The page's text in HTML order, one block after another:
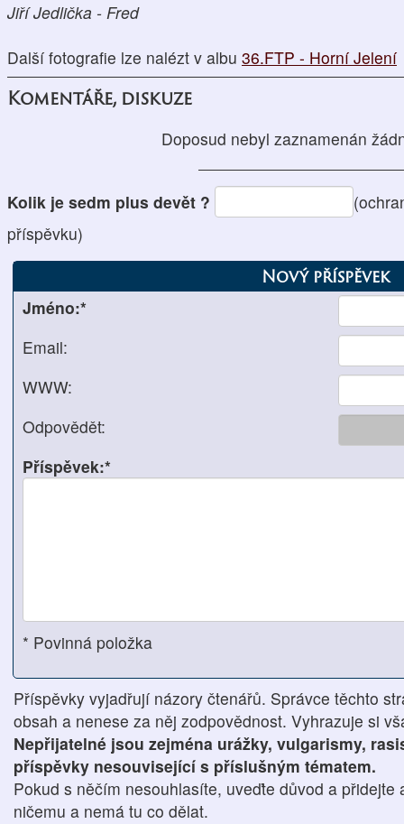
Jiří Jedlička - Fred
Další fotografie lze nalézt v albu 36.FTP - Horní Jelení
Komentáře, diskuze
Doposud nebyl zaznamenán
Kolik je sedm plus devět ?
příspěvku)
Nový příspěvek
Jméno:*
Email:
WWW:
Odpovědět:
Příspěvek:*
* Povinná položka
Příspěvky vyjadřují názory čtenářů. Správce těchto
obsah a nenese za něj zodpovědnost. Vyhrazuje si
Nepřijatelné jsou zejména urážky, vulgarismy,
příspěvky nesouvisející s příslušným tématem.
Pokud s něčím nesouhlasíte, uveďte důvod a přidejte
ničemu a nemá tu co dělat.